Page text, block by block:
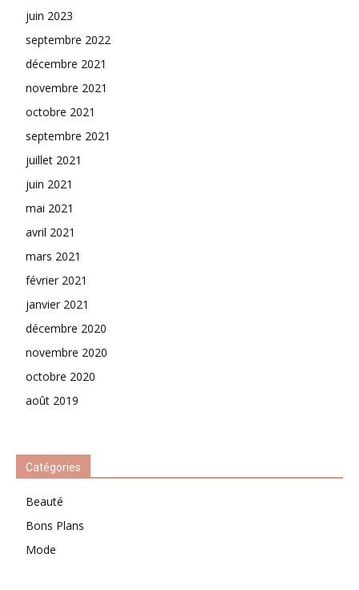
juin 2023
septembre 2022
décembre 2021
novembre 2021
octobre 2021
septembre 2021
juillet 2021
juin 2021
mai 2021
avril 2021
mars 2021
février 2021
janvier 2021
décembre 2020
novembre 2020
octobre 2020
août 2019
Catégories
Beauté
Bons Plans
Mode